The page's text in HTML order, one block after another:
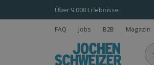
Über 9.000 Erlebnisse
FAQ Jobs B2B Magazin